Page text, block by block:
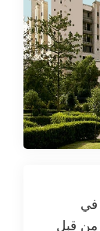
في
جورجاون,الهند. تم تأسيسه في عام 2009 من قبل